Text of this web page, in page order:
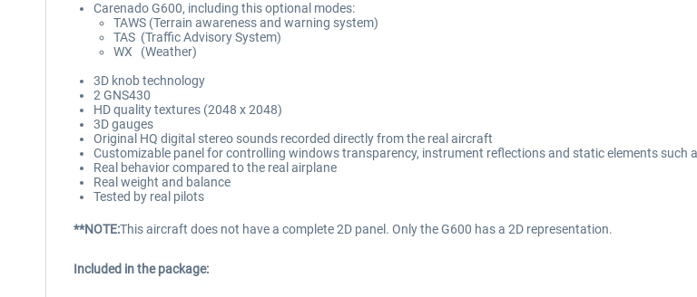
Carenado G600, including this optional modes:
TAWS (Terrain awareness and warning system)
TAS (Traffic Advisory System)
WX (Weather)
3D knob technology
2 GNS430
HD quality textures (2048 x 2048)
3D gauges
Original HQ digital stereo sounds recorded directly from the real aircraft
Customizable panel for controlling windows transparency, instrument reflections and static elements such
Real behavior compared to the real airplane
Real weight and balance
Tested by real pilots
**NOTE:This aircraft does not have a complete 2D panel. Only the G600 has a 2D representation.
Included in the package: